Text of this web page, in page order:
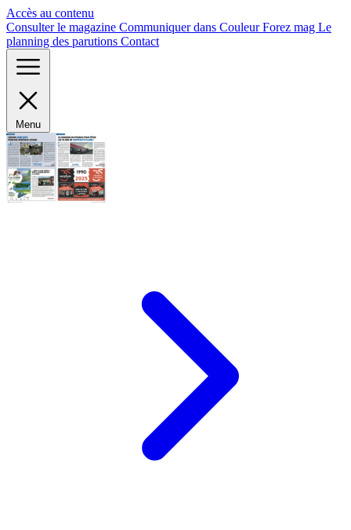
Accès au contenu
Consulter le magazine Communiquer dans Couleur Forez mag Le
planning des parutions Contact
Menu
Panneau de gestion des cookies